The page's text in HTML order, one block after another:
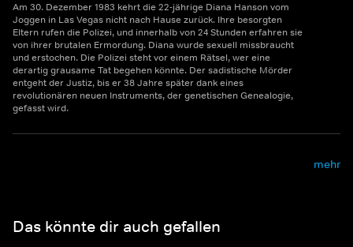
Am 30. Dezember 1983 kehrt die 22-jährige Diana Hanson vom
Joggen in Las Vegas nicht nach Hause zurück. Ihre besorgten
Eltern rufen die Polizei, und innerhalb von 24 Stunden erfahren sie
von ihrer brutalen Ermordung. Diana wurde sexuell missbraucht
und erstochen. Die Polizei steht vor einem Rätsel, wer eine
derartig grausame Tat begehen könnte. Der sadistische Mörder
entgeht der Justiz, bis er 38 Jahre später dank eines
revolutionären neuen Instruments, der genetischen Genealogie,
gefasst wird.
mehr
Das könnte dir auch gefallen